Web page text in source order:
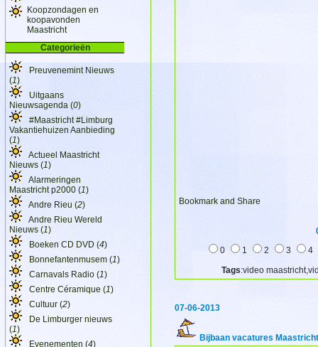
Koopzondagen en
koopavonden
Maastricht
Categorieën
Preuvenemint Nieuws
(1)
Uitgaans
Nieuwsagenda (0)
#Maastricht #Limburg
Vakantiehuizen Aanbieding
(1)
Actueel Maastricht
Nieuws (1)
Alarmeringen
Maastricht p2000 (1)
Andre Rieu (2)
Andre Rieu Wereld
Nieuws (1)
Boeken CD DVD (4)
Bonnefantenmusem (1)
Carnavals Radio (1)
Centre Céramique (1)
Cultuur (2)
De Limburger nieuws
(1)
Evenementen (4)
0
1 2 3
4
Tags:video
07-06-2013
Bijbaan vacatures Maastricht